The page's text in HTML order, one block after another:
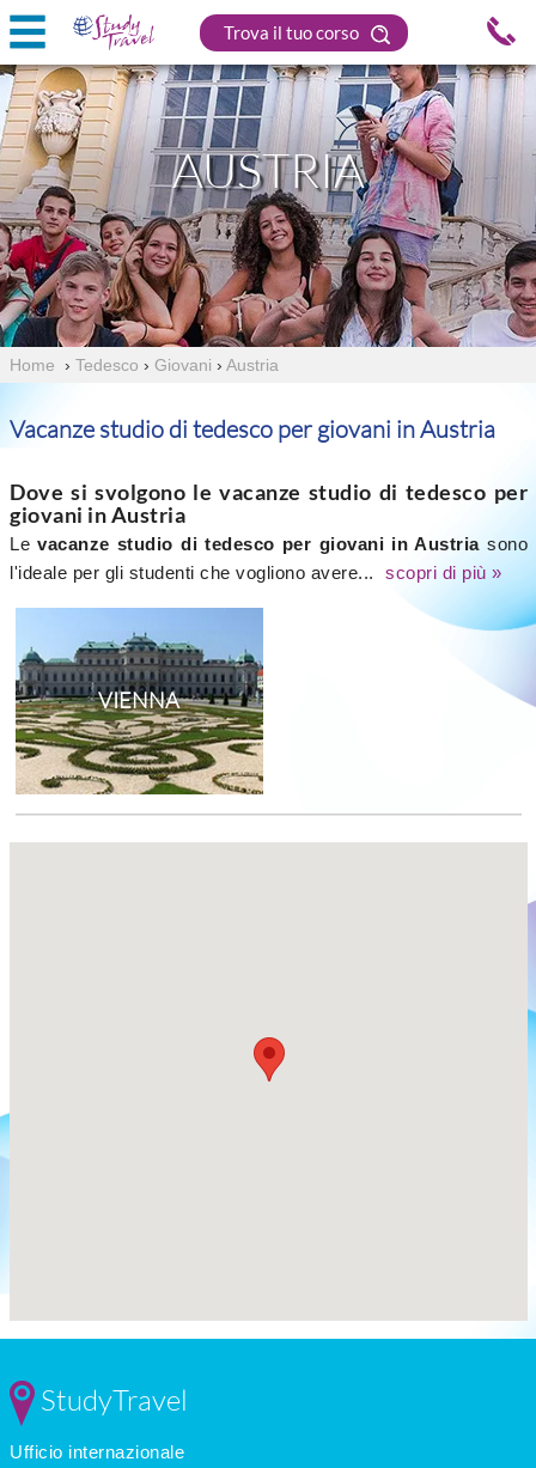
Trova il tuo corso
AUSTRIA
Home › Tedesco › Giovani › Austria
Vacanze studio di tedesco per giovani in Austria
Dove si svolgono le vacanze studio di tedesco per
giovani in Austria
Levacanze studio di tedesco per giovani in Austriasono
l'ideale per gli studenti che vogliono avere...
scopri di più »
VIENNA
StudyTravel
Ufficio internazionale